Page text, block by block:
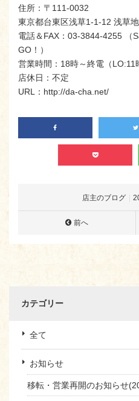
住所：〒111-0032
東京都台東区浅草1-1-12 浅草
電話＆FAX：03-3844-4255 （
GO！）
営業時間：18時～終電（LO:11
店休日：不定
URL：http://da-cha.net/
店主のブログ
前へ
カテゴリー
全て
お知らせ
移転・営業再開のお知らせ